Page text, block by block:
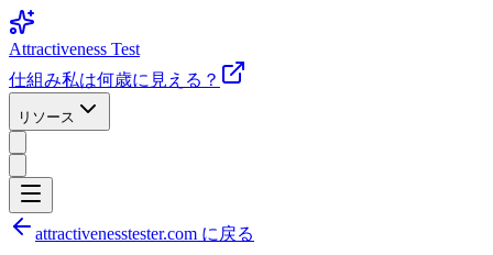
Attractiveness Test
仕組み私は何歳に見える？
リソース
attractivenesstester.com に戻る